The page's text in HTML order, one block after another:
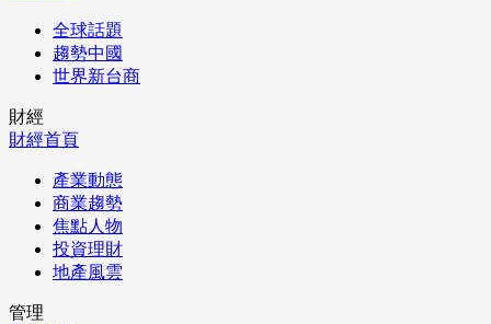
全球話題
趨勢中國
世界新台商
財經
財經首頁
產業動態
商業趨勢
焦點人物
投資理財
地產風雲
管理